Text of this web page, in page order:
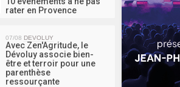
rater en Provence
07/08 DEVOLUY
Avec Zen'Agritude, le
Dévoluy associe bien-
être et terroir pour une
parenthèse
ressourçante